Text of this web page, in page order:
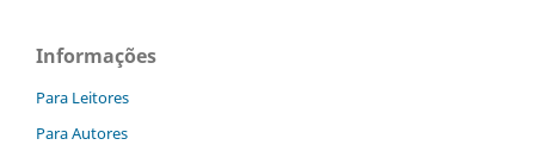
Informações
Para Leitores
Para Autores